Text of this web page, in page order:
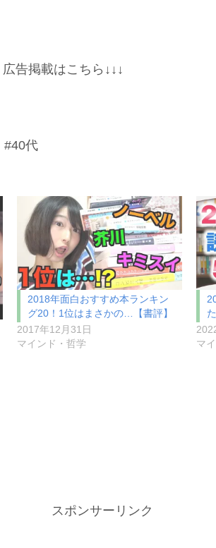
告掲載はこちら↓↓↓
代
2018年面白おすすめ本ランキン
グ20！1位はまさかの…【書評】
2017年12月31日
マインド・哲学
マ
スポンサーリンク